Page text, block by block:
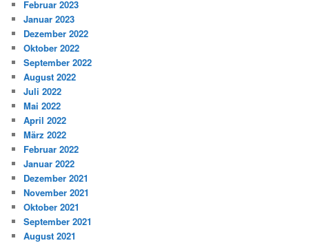
Februar 2023
Januar 2023
Dezember 2022
Oktober 2022
September 2022
August 2022
Juli 2022
Mai 2022
April 2022
März 2022
Februar 2022
Januar 2022
Dezember 2021
November 2021
Oktober 2021
September 2021
August 2021